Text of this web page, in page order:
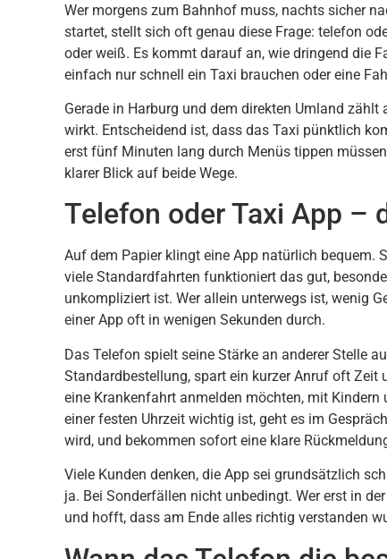
Wer morgens zum Bahnhof muss, nachts sicher
startet, stellt sich oft genau diese Frage: telefon
oder weiß. Es kommt darauf an, wie dringend die
einfach nur schnell ein Taxi brauchen oder eine
Gerade in Harburg und dem direkten Umland
wirkt. Entscheidend ist, dass das Taxi pünktlich
erst fünf Minuten lang durch Menüs tippen
klarer Blick auf beide Wege.
Telefon oder Taxi App –
Auf dem Papier klingt eine App natürlich bequem.
viele Standardfahrten funktioniert das gut,
unkompliziert ist. Wer allein unterwegs ist, wenig
einer App oft in wenigen Sekunden durch.
Das Telefon spielt seine Stärke an anderer Stelle
Standardbestellung, spart ein kurzer Anruf oft Zeit
eine Krankenfahrt anmelden möchten, mit
einer festen Uhrzeit wichtig ist, geht es im
wird, und bekommen sofort eine klare
Viele Kunden denken, die App sei grundsätzlich
ja. Bei Sonderfällen nicht unbedingt. Wer erst in
und hofft, dass am Ende alles richtig verstanden